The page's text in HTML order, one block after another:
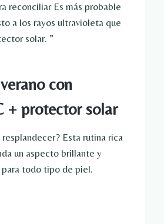
reconciliar Es más probable
a los rayos ultravioleta que
solar. ”
con
+ protector solar
Esta rutina rica
un aspecto brillante y
todo tipo de piel.